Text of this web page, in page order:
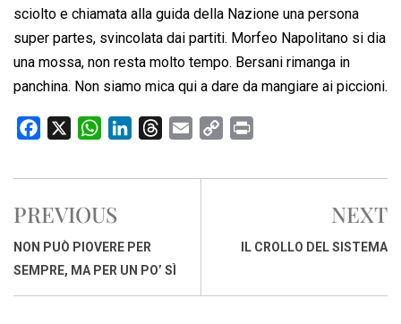
sciolto e chiamata alla guida della Nazione una persona
super partes, svincolata dai partiti. Morfeo Napolitano si dia
una mossa, non resta molto tempo. Bersani rimanga in
panchina. Non siamo mica qui a dare da mangiare ai piccioni.
c
b
o
o
W
a
s
A
p
n
d
I
r
s
a
p
i
PREVIOUS
NON PUÒ PIOVERE PER
SEMPRE, MA PER UN PO’ SÌ
NEXT
IL CROLLO DEL SISTEMA